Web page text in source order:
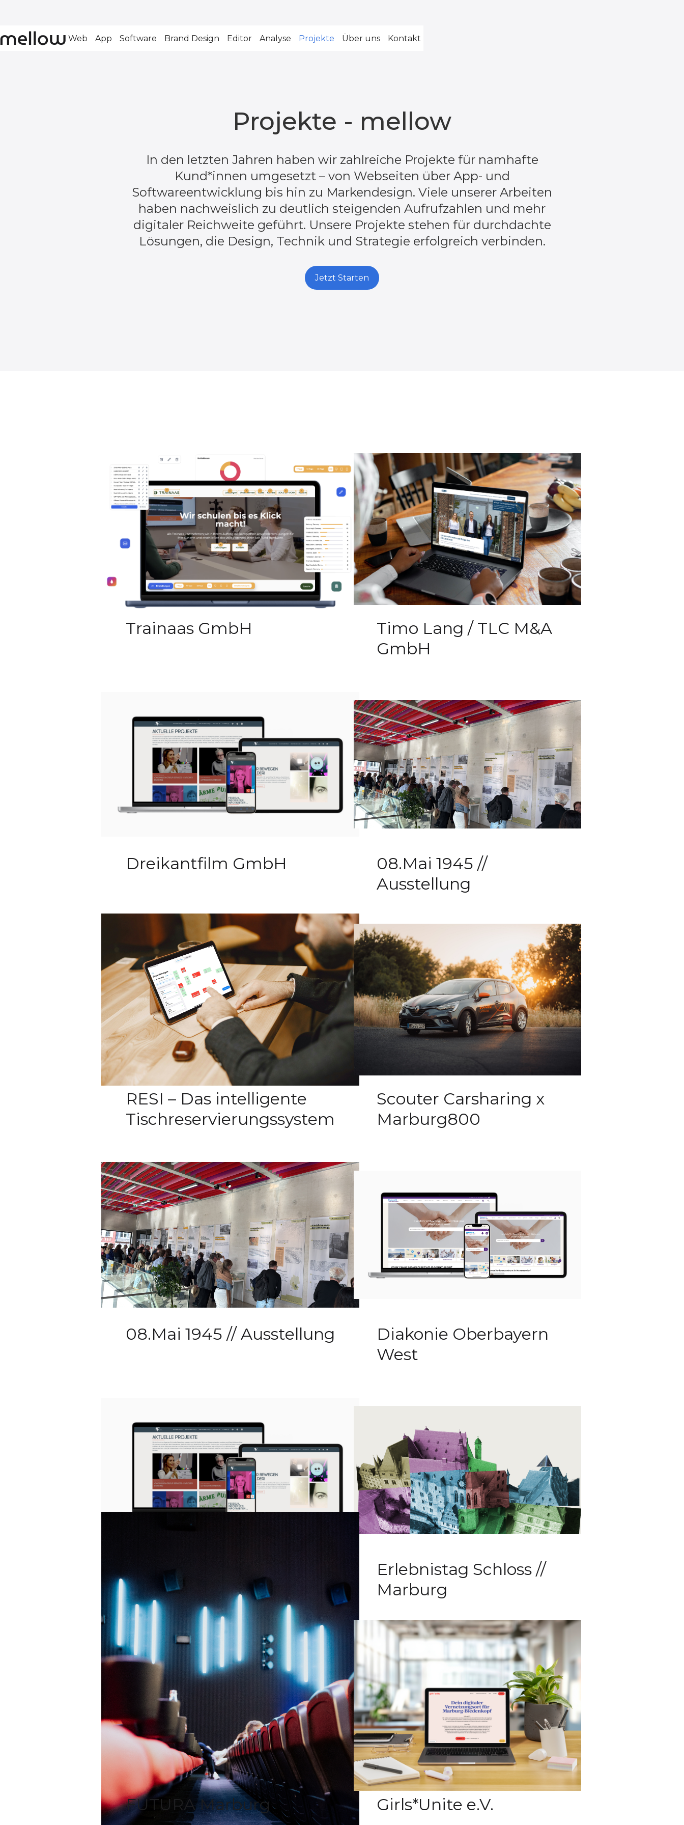
Web App Software Brand Design Editor Analyse Projekte Über uns Kontakt
Projekte - mellow
In den letzten Jahren haben wir zahlreiche Projekte für namhafte
Kund*innen umgesetzt – von Webseiten über App- und
Softwareentwicklung bis hin zu Markendesign. Viele unserer Arbeiten
haben nachweislich zu deutlich steigenden Aufrufzahlen und mehr
digitaler Reichweite geführt. Unsere Projekte stehen für durchdachte
Lösungen, die Design, Technik und Strategie erfolgreich verbinden.
Jetzt Starten
Trainaas GmbH
Timo Lang / TLC M&A
GmbH
Dreikantfilm GmbH
08.Mai 1945 //
Ausstellung
RESI – Das intelligente
Tischreservierungssystem
Scouter Carsharing x
Marburg800
08.Mai 1945 // Ausstellung
Diakonie Oberbayern
West
Dreikantfilm GmbH
Erlebnistag Schloss //
Marburg
FUTURA Marburg Girls*Unite e.V.